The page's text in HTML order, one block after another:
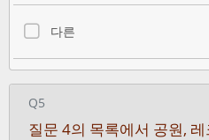
다른
Q5
질문 4의 목록에서 공원,